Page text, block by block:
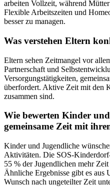
arbeiten Vollzeit, während
Flexible Arbeitszeiten und
besser zu managen.
Was verstehen Eltern
Eltern sehen Zeitmangel vor
Partnerschaft und
Versorgungstätigkeiten,
überfordert. Aktive Zeit mit den
zusammen sind.
Wie bewerten Kinder
gemeinsame Zeit mit
Kinder und Jugendliche
Aktivitäten. Die SOS-
55 % der Jugendlichen mehr
Ähnliche Ergebnisse gibt es
Wunsch nach ungeteilter Zeit